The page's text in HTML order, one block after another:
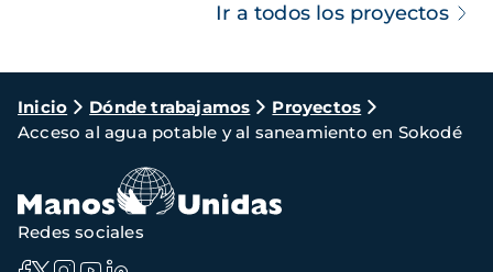
Ir a todos los proyectos
Ruta
de
navegación
Inicio Dónde trabajamos
Proyectos
Acceso al agua potable y al saneamiento en Sokodé
Redes sociales